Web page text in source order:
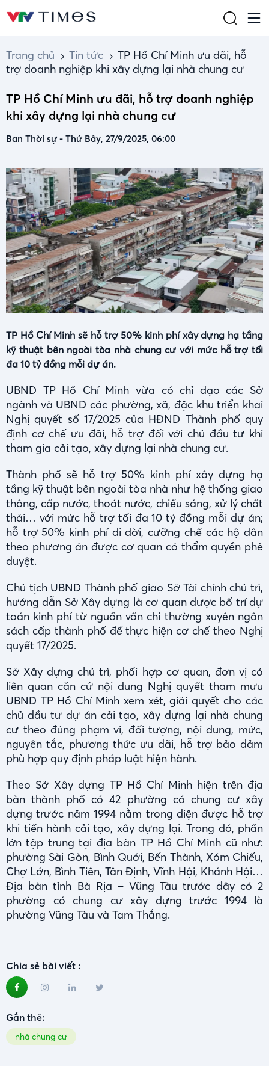
Trang chủ Tin tức
TP Hồ Chí Minh ưu đãi, hỗ
trợ doanh nghiệp khi xây dựng lại nhà chung cư
TP Hồ Chí Minh ưu đãi, hỗ trợ doanh nghiệp
khi xây dựng lại nhà chung cư
Ban Thời sự- Thứ Bảy, 27/9/2025, 06:00
TP Hồ Chí Minh sẽ hỗ trợ 50% kinh phí xây dựng hạ tầng
kỹ thuật bên ngoài tòa nhà chung cư với mức hỗ trợ tối
đa 10 tỷ đồng mỗi dự án.
UBND TP Hồ Chí Minh vừa có chỉ đạo các Sở
ngành và UBND các phường, xã, đặc khu triển khai
Nghị quyết số 17/2025 của HĐND Thành phố quy
định cơ chế ưu đãi, hỗ trợ đối với chủ đầu tư khi
tham gia cải tạo, xây dựng lại nhà chung cư.
Thành phố sẽ hỗ trợ 50% kinh phí xây dựng hạ
tầng kỹ thuật bên ngoài tòa nhà như hệ thống giao
thông, cấp nước, thoát nước, chiếu sáng, xử lý chất
thải… với mức hỗ trợ tối đa 10 tỷ đồng mỗi dự án;
hỗ trợ 50% kinh phí di dời, cưỡng chế các hộ dân
theo phương án được cơ quan có thẩm quyền phê
duyệt.
Chủ tịch UBND Thành phố giao Sở Tài chính chủ trì,
hướng dẫn Sở Xây dựng là cơ quan được bố trí dự
toán kinh phí từ nguồn vốn chi thường xuyên ngân
sách cấp thành phố để thực hiện cơ chế theo Nghị
quyết 17/2025.
Sở Xây dựng chủ trì, phối hợp cơ quan, đơn vị có
liên quan căn cứ nội dung Nghị quyết tham mưu
UBND TP Hồ Chí Minh xem xét, giải quyết cho các
chủ đầu tư dự án cải tạo, xây dựng lại nhà chung
cư theo đúng phạm vi, đối tượng, nội dung, mức,
nguyên tắc, phương thức ưu đãi, hỗ trợ bảo đảm
phù hợp quy định pháp luật hiện hành.
Theo Sở Xây dựng TP Hồ Chí Minh hiện trên địa
bàn thành phố có 42 phường có chung cư xây
dựng trước năm 1994 nằm trong diện được hỗ trợ
khi tiến hành cải tạo, xây dựng lại. Trong đó, phần
lớn tập trung tại địa bàn TP Hồ Chí Minh cũ như:
phường Sài Gòn, Bình Quới, Bến Thành, Xóm Chiếu,
Chợ Lớn, Bình Tiên, Tân Định, Vĩnh Hội, Khánh Hội…
Địa bàn tỉnh Bà Rịa – Vũng Tàu trước đây có 2
phường có chung cư xây dựng trước 1994 là
phường Vũng Tàu và Tam Thắng.
Chia sẻ bài viết :
Gắn thẻ:
nhà chung cư